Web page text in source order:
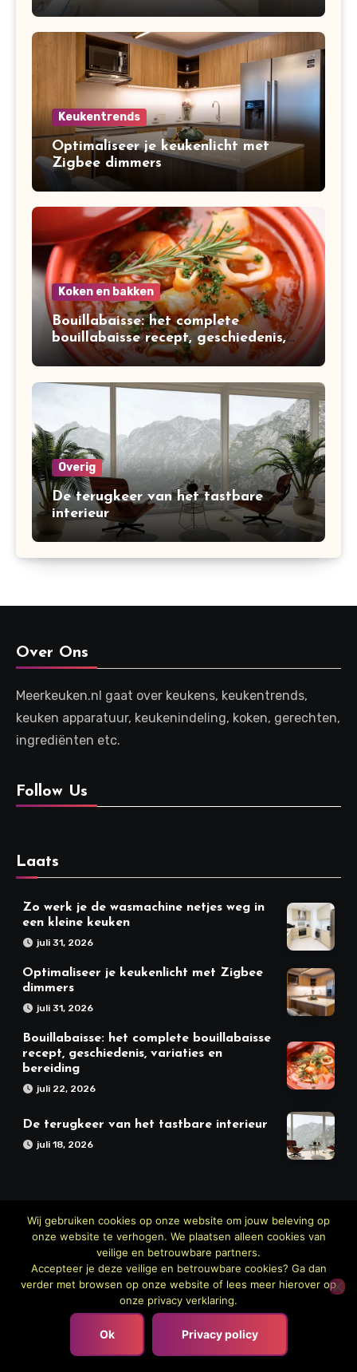
Keukentrends
Optimaliseer je keukenlicht met
Zigbee dimmers
Koken en bakken
Bouillabaisse: het complete
bouillabaisse recept, geschiedenis,
variaties en bereiding
Overig
De terugkeer van het tastbare
interieur
Over Ons
Meerkeuken.nl gaat over keukens, keukentrends,
keuken apparatuur, keukenindeling, koken, gerechten,
ingrediënten etc.
Follow Us
Laats
Zo werk je de wasmachine netjes weg in
een kleine keuken
juli 31, 2026
Optimaliseer je keukenlicht met Zigbee
dimmers
juli 31, 2026
Bouillabaisse: het complete bouillabaisse
recept, geschiedenis, variaties en
bereiding
juli 22, 2026
De terugkeer van het tastbare interieur
juli 18, 2026
Meer Keuken
Wij gebruiken cookies op onze website om jouw beleving op
onze website te verhogen. We plaatsen alleen cookies van
veilige en betrouwbare partners.
Accepteer je deze veilige en betrouwbare cookies? Ga dan
verder met browsen op onze website of lees meer hierover op
onze privacy verklaring.
Ok Privacy policy